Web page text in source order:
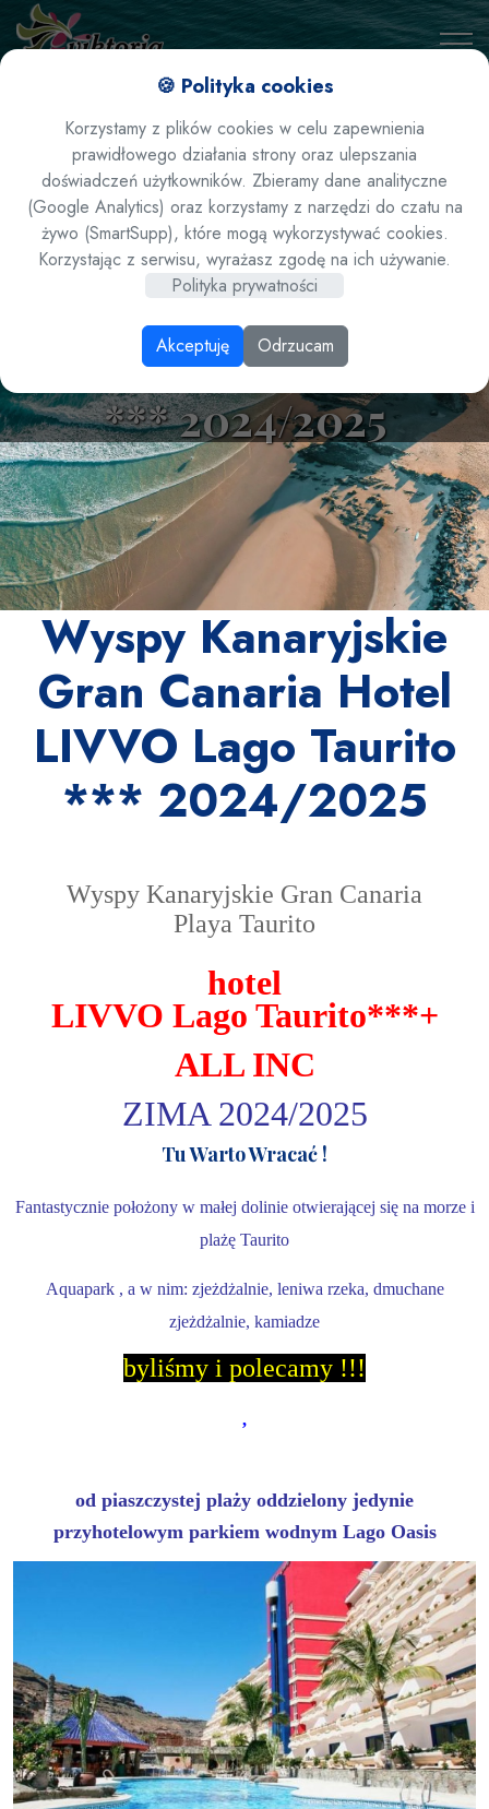
🍪 Polityka cookies
Korzystamy z plików cookies w celu zapewnienia
prawidłowego działania strony oraz ulepszania
doświadczeń użytkowników. Zbieramy dane analityczne
(Google Analytics) oraz korzystamy z narzędzi do czatu na
żywo (SmartSupp), które mogą wykorzystywać cookies.
Korzystając z serwisu, wyrażasz zgodę na ich używanie.
Polityka prywatności
Akceptuję Odrzucam
Wyspy Kanaryjskie
Gran Canaria Hotel
LIVVO Lago Taurito
*** 2024/2025
Wyspy Kanaryjskie
Gran Canaria Hotel
LIVVO Lago Taurito
*** 2024/2025
Wyspy Kanaryjskie Gran Canaria
Playa Taurito
hotel
LIVVO Lago Taurito***+
ALL INC
ZIMA 2024/2025
Tu Warto Wracać !
Fantastycznie położony w małej dolinie otwierającej się na morze i
plażę Taurito
Aquapark , a w nim: zjeżdżalnie, leniwa rzeka, dmuchane
zjeżdżalnie, kamiadze
byliśmy i polecamy !!!
,
od piaszczystej plaży oddzielony jedynie
przyhotelowym parkiem wodnym Lago Oasis